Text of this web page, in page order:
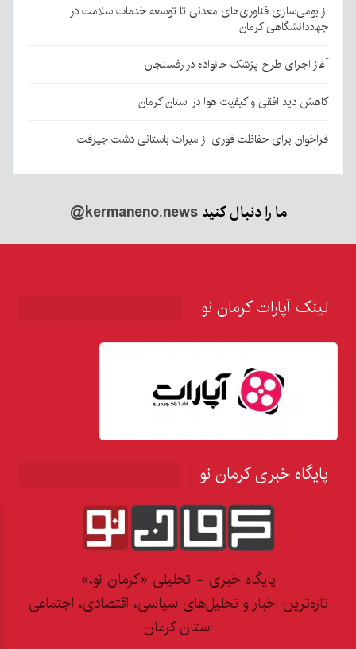
از بومی‌سازی فناوری‌های معدنی تا توسعه خدمات سلامت در
جهاددانشگاهی کرمان
آغاز اجرای طرح پزشک خانواده در رفسنجان
کاهش دید افقی و کیفیت هوا در استان کرمان
فراخوان برای حفاظت فوری از میراث باستانی دشت جیرفت
ما را دنبال کنید@kermaneno.news
لینک آپارات کرمان نو
پایگاه خبری کرمان نو
پایگاه خبری - تحلیلی «کرمان نو،»
تازه‌ترین اخبار و تحلیل‌های سیاسی، اقتصادی، اجتماعی
استان کرمان